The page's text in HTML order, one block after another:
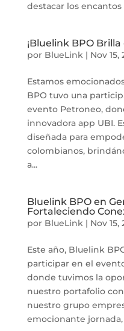
destacar los encantos
¡Bluelink BPO
por BlueLink| Nov 15,
Estamos
BPO tuvo una
evento Petroneo,
innovadora app UBI.
diseñada para
colombianos,
a...
Bluelink BPO en
Fortaleciendo
por BlueLink| Nov 15,
Este año, Bluelink
participar en el
donde tuvimos la
nuestro portafolio
nuestro grupo
emocionante